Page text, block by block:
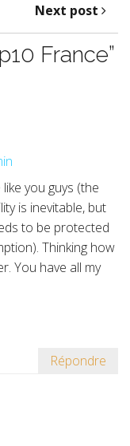
Next post
France”
you guys (the
is inevitable, but
to be protected
Thinking how
You have all my
Répondre